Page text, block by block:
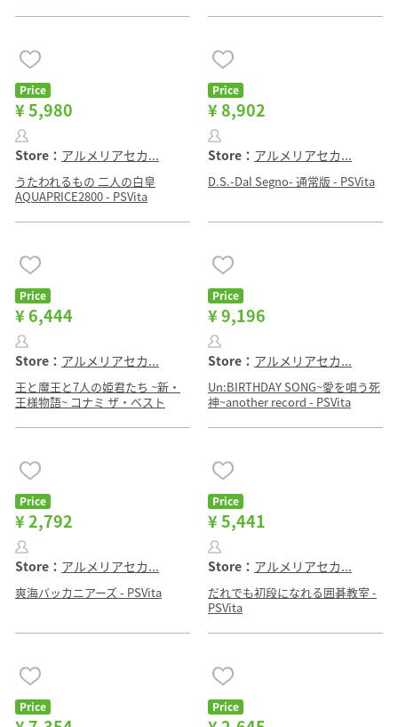
Price
¥ 5,980
Store： アルメリアセカ...
うたわれるもの 二人の白皇
AQUAPRICE2800 - PSVita
Price
¥ 8,902
Store： アルメリアセカ...
D.S.-Dal Segno- 通常版 - PSVita
Price
¥ 6,444
Store： アルメリアセカ...
王と魔王と7人の姫君たち ~新・
王様物語~ コナミ ザ・ベスト
Price
¥ 9,196
Store： アルメリアセカ...
Un:BIRTHDAY SONG~愛を唄う死
神~another record - PSVita
Price
¥ 2,792
Store： アルメリアセカ...
爽海バッカニアーズ - PSVita
Price
¥ 5,441
Store： アルメリアセカ...
だれでも初段になれる囲碁教室 -
PSVita
Price Price